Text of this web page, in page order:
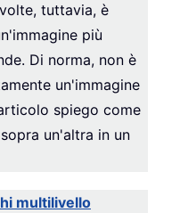
tuttavia, è
più
Di norma, non è
un'immagine
spiego come
un'altra in un
multilivello